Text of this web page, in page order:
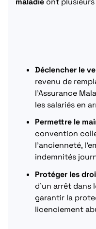
Déclencher le
revenu de
l’Assurance
les salariés en
Permettre le
convention
l’ancienneté,
indemnités
Protéger les
d’un arrêt dans
garantir la
licenciement